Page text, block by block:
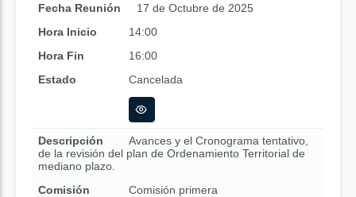
Fecha Reunión
17 de Octubre de 2025
Hora Inicio
14:00
Hora Fin
16:00
Estado
Cancelada
Descripción
Avances y el Cronograma tentativo,
de la revisión del plan de Ordenamiento Territorial de
mediano plazo.
Comisión
Comisión primera